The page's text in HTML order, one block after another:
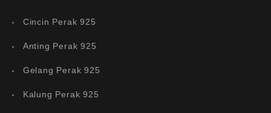
Cincin Perak 925
Anting Perak 925
Gelang Perak 925
Kalung Perak 925